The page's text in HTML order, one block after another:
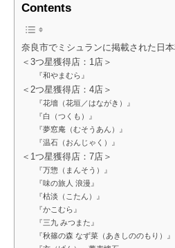
Contents
奈良市でミシュランに掲載された日
＜3つ星獲得店：1店＞
『和やまむら』
＜2つ星獲得店：4店＞
『花墻（花垣／はながき）』
『白（つくも）』
『夢窓庵（むそうあん）』
『温石（おんじゃく）』
＜1つ星獲得店：7店＞
『万惣（まんそう）』
『味の旅人 浪漫』
『枯淡（こたん）』
『かこむら』
『三九 みつまた』
『秋篠の森 なず菜（あきしののもり）』